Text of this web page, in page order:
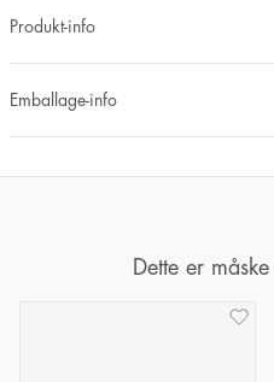
Produkt-info
Emballage-info
Dette er